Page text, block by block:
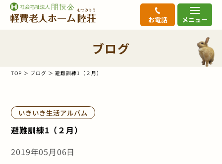
メニュー
お電話
ブログ
TOP ブログ 避難訓練1（２月）
いきいき生活アルバム
避難訓練1（２月）
2019年05月06日